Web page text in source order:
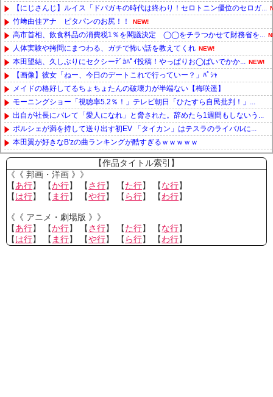
【にじさんじ】ルイス「ドパガキの時代は終わり！セロトニン優位のセロガ...
竹﨑由佳アナ ピタパンのお尻！！ NEW!
高市首相、飲食料品の消費税1％を閣議決定 ◯◯をチラつかせて財務省を...
人体実験や拷問にまつわる、ガチで怖い話を教えてくれ NEW!
本田望結、久しぶりにセクシーﾃﾞｶﾊﾟｲ投稿！やっぱりお◯ぱいでかか... NEW!
【画像】彼女「ねー、今日のデートこれで行っていー？」ﾊﾟｼｬ
メイドの格好してるちょちょたんの破壊力が半端ない【梅咲遥】
モーニングショー「視聴率5.2％！」テレビ朝日「ひたすら自民批判！」...
出自が社長にバレて「愛人になれ」と脅された。辞めたら1週間もしないう...
ポルシェが満を持して送り出す初EV 「タイカン」はテスラのライバルに...
本田翼が好きなB'zの曲ランキングが酷すぎるｗｗｗｗｗ
Powered by livedoor 相互RSS
【作品タイトル索引】
《《 邦画・洋画 》》
【あ行】 【か行】 【さ行】 【た行】 【な行】
【は行】 【 ま行】 【や行】 【 ら行】 【わ行】
《《 アニメ・劇場版 》》
【あ行】 【か行】 【さ行】 【た行】 【な行】
【は行】 【 ま行】 【や行】 【 ら行】 【わ行】